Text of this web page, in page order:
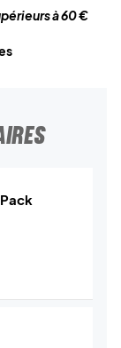
à 60 €